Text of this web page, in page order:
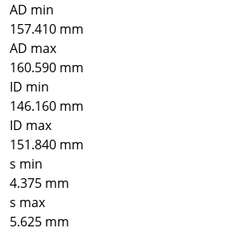
AD min
157.410 mm
AD max
160.590 mm
ID min
146.160 mm
ID max
151.840 mm
s min
4.375 mm
s max
5.625 mm